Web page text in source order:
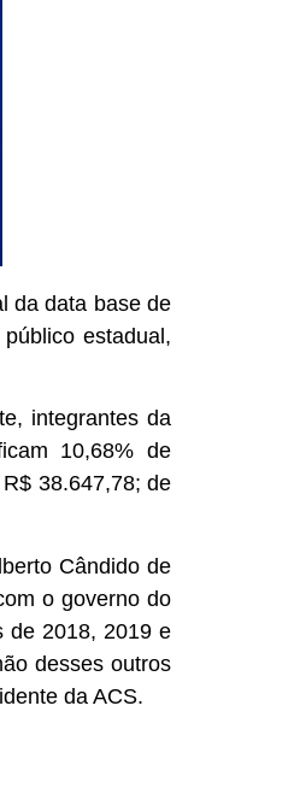
da data base de
estadual,
integrantes da
10,68% de
38.647,78; de
Cândido de
o governo do
de 2018, 2019 e
desses outros
da ACS.